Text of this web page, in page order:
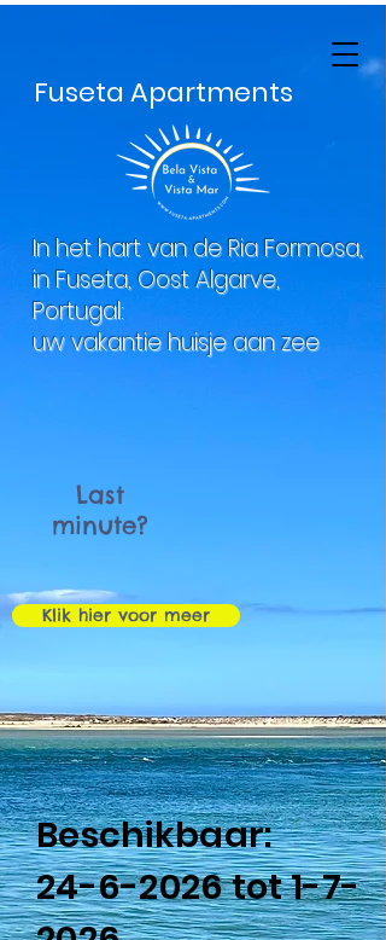
Fuseta Apartments
In het hart van de Ria Formosa,
in Fuseta, Oost Algarve,
Portugal:
uw vakantie huisje aan zee
Last
minute?
Klik hier voor meer
Beschikbaar:
24-6-2026tot 1-7-